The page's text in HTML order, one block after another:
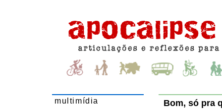
Bom, só pra
multimídia